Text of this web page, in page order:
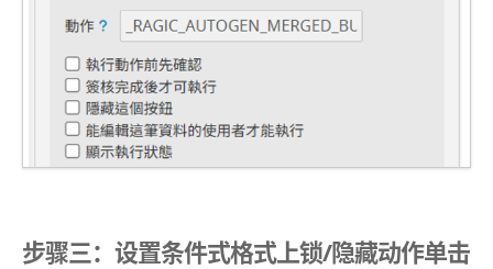
步骤三：设置条件式格式上锁/隐藏动作单击